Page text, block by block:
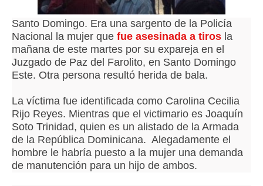
Santo Domingo. Era una sargento de la Policía
Nacional la mujer que fue asesinada a tiros la
mañana de este martes por su expareja en el
Juzgado de Paz del Farolito, en Santo Domingo
Este. Otra persona resultó herida de bala.
La víctima fue identificada como Carolina Cecilia
Rijo Reyes. Mientras que el victimario es Joaquín
Soto Trinidad, quien es un alistado de la Armada
de la República Dominicana. Alegadamente el
hombre le habría puesto a la mujer una demanda
de manutención para un hijo de ambos.